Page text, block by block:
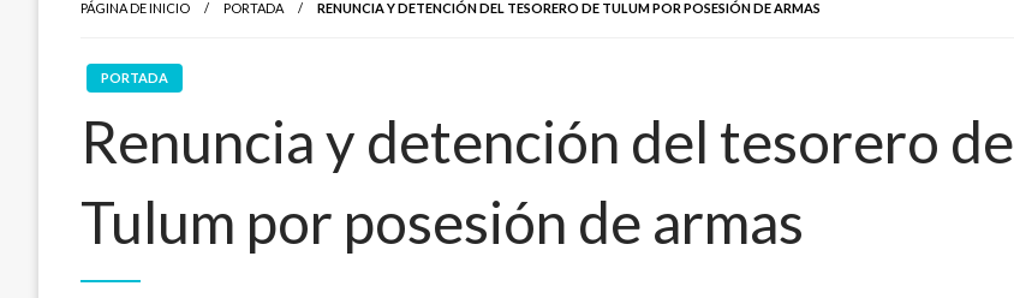
PÁGINA DE INICIO PORTADA RENUNCIA Y DETENCIÓN DEL TESORERO DE TULUM POR POSESIÓN DE ARMAS
PORTADA
Renuncia y detención del tesorero de
Tulum por posesión de armas